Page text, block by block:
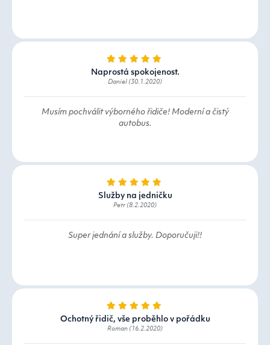
Naprostá spokojenost.
Daniel (30.1.2020)
Musím pochválit výborného řidiče! Moderní a čistý
autobus.
Služby na jedničku
Petr (8.2.2020)
Super jednání a služby. Doporučuji!!
Ochotný řidič, vše proběhlo v pořádku
Roman (16.2.2020)